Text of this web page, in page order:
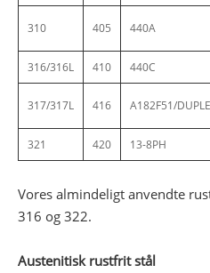
310 405 440A
316/316L 410 440C
317/317L 416 A182F51/
321 420 13-8PH
Vores almindeligt anvendte
316 og 322.
Austenitisk rustfrit stål